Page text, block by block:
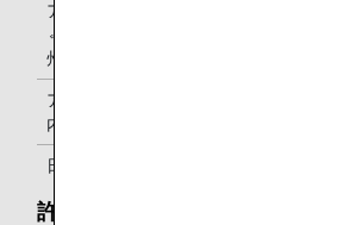
アジア・オセアニア
⇔北米・ハワイ・欧
州・アフリカ・中東
アジア・オセアニア
内（日本以外）
日本国内
許容重量の超過：50～70ポンド